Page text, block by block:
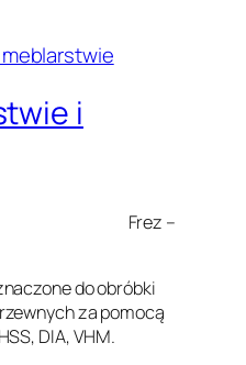
i
Frez –
do obróbki
za pomocą
DIA, VHM.